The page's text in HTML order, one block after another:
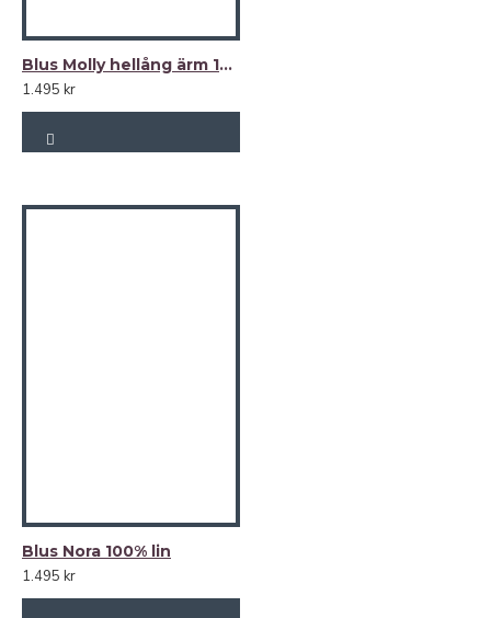
Blus Molly hellång ärm 100% lin
1.495 kr
Blus Nora 100% lin
1.495 kr